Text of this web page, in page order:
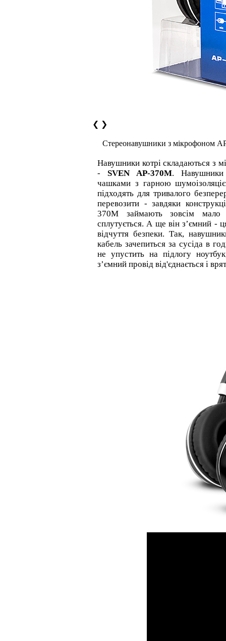
❮ ❯
Стереонавушники з мікрофоном
Навушники котрі складаються з
- SVEN AP-370M.
чашками з гарною
підходять для тривалого
перевозити - завдяки
370M займають зовсім
сплутується. А ще він з’ємний -
відчуття безпеки. Так,
кабель зачепиться за сусіда в
не упустить на підлогу
з’ємний провід від'єднається і